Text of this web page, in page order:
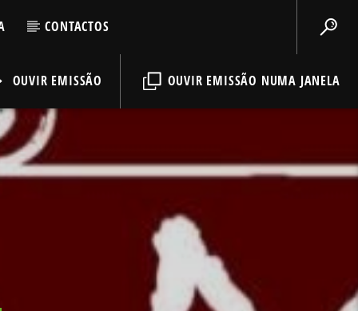
CONTACTOS
OUVIR EMISSÃO NUMA JANELA
OUVIR EMISSÃO